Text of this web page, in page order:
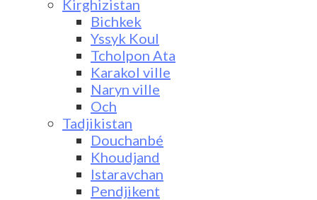
Kirghizistan
Bichkek
Yssyk Koul
Tcholpon Ata
Karakol ville
Naryn ville
Och
Tadjikistan
Douchanbé
Khoudjand
Istaravchan
Pendjikent